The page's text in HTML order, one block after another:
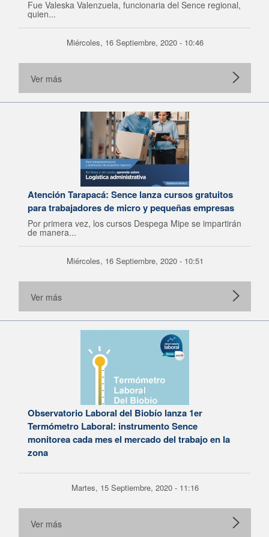
Fue Valeska Valenzuela, funcionaria del Sence regional,
quien...
Miércoles, 16 Septiembre, 2020 - 10:46
Ver más
Atención Tarapacá: Sence lanza cursos gratuitos
para trabajadores de micro y pequeñas empresas
Por primera vez, los cursos Despega Mipe se impartirán
de manera...
Miércoles, 16 Septiembre, 2020 - 10:51
Ver más
Observatorio Laboral del Biobío lanza 1er
Termómetro Laboral: instrumento Sence
monitorea cada mes el mercado del trabajo en la
zona
Martes, 15 Septiembre, 2020 - 11:16
Ver más